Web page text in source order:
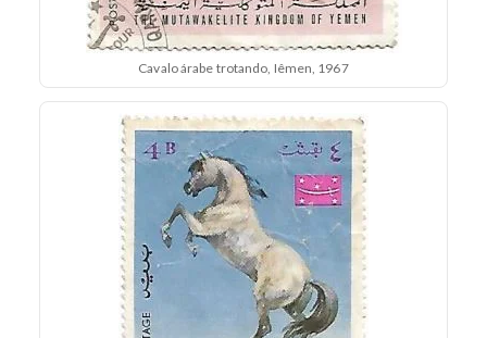
Cavalo árabe trotando, Iêmen, 1967